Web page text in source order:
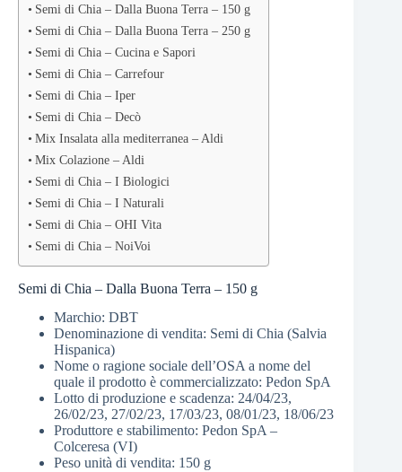
Semi di Chia – Dalla Buona Terra – 150 g
Semi di Chia – Dalla Buona Terra – 250 g
Semi di Chia – Cucina e Sapori
Semi di Chia – Carrefour
Semi di Chia – Iper
Semi di Chia – Decò
Mix Insalata alla mediterranea – Aldi
Mix Colazione – Aldi
Semi di Chia – I Biologici
Semi di Chia – I Naturali
Semi di Chia – OHI Vita
Semi di Chia – NoiVoi
Semi di Chia – Dalla Buona Terra – 150 g
Marchio: DBT
Denominazione di vendita: Semi di Chia (Salvia
Hispanica)
Nome o ragione sociale dell’OSA a nome del
quale il prodotto è commercializzato: Pedon SpA
Lotto di produzione e scadenza: 24/04/23,
26/02/23, 27/02/23, 17/03/23, 08/01/23, 18/06/23
Produttore e stabilimento: Pedon SpA –
Colceresa (VI)
Peso unità di vendita: 150 g